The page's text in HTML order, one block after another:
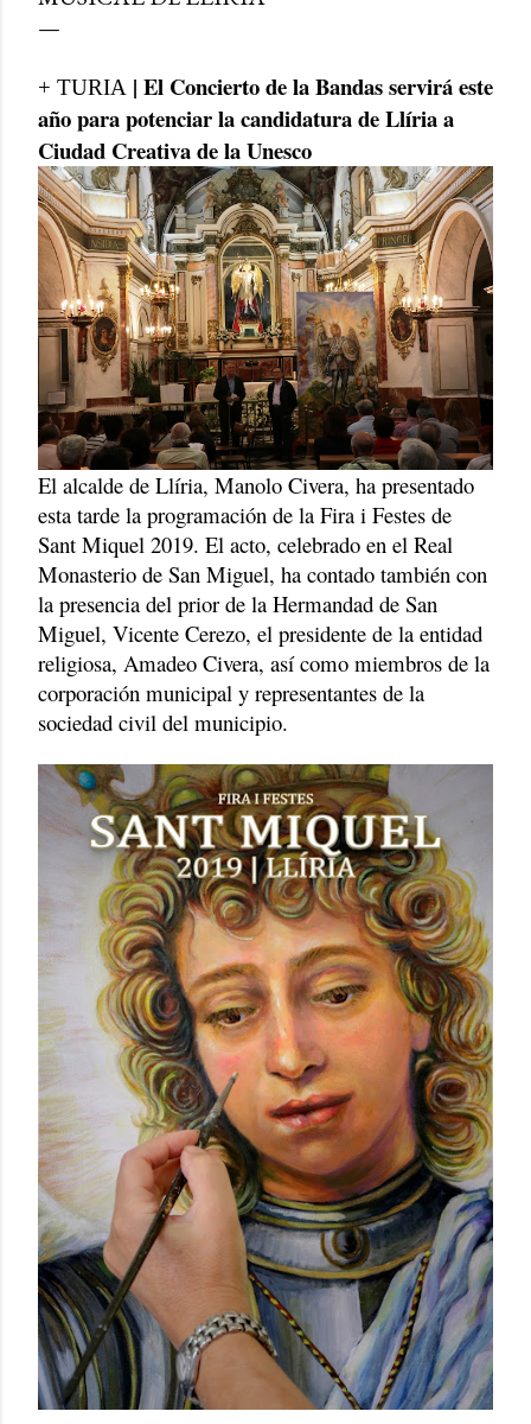
+ TURIA | El Concierto de la Bandas servirá este
año para potenciar la candidatura de Llíria a
Ciudad Creativa de la Unesco
El alcalde de Llíria, Manolo Civera, ha presentado
esta tarde la programación de la Fira i Festes de
Sant Miquel 2019. El acto, celebrado en el Real
Monasterio de San Miguel, ha contado también con
la presencia del prior de la Hermandad de San
Miguel, Vicente Cerezo, el presidente de la entidad
religiosa, Amadeo Civera, así como miembros de la
corporación municipal y representantes de la
sociedad civil del municipio.